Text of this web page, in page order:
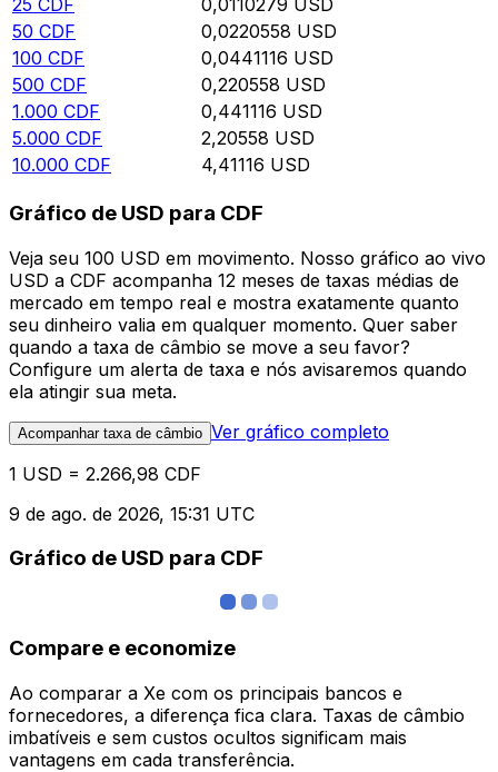
25 CDF 0,0110279 USD
50 CDF 0,0220558 USD
100 CDF 0,0441116 USD
500 CDF 0,220558 USD
1.000 CDF 0,441116 USD
5.000 CDF 2,20558 USD
10.000 CDF 4,41116 USD
Gráfico de USD para CDF
Veja seu 100 USD em movimento. Nosso gráfico ao vivo
USD a CDF acompanha 12 meses de taxas médias de
mercado em tempo real e mostra exatamente quanto
seu dinheiro valia em qualquer momento. Quer saber
quando a taxa de câmbio se move a seu favor?
Configure um alerta de taxa e nós avisaremos quando
ela atingir sua meta.
Acompanhar taxa de câmbio Ver gráfico completo
1 USD = 2.266,98 CDF
9 de ago. de 2026, 15:31 UTC
Gráfico de USD para CDF
Compare e economize
Ao comparar a Xe com os principais bancos e
fornecedores, a diferença fica clara. Taxas de câmbio
imbatíveis e sem custos ocultos significam mais
vantagens em cada transferência.